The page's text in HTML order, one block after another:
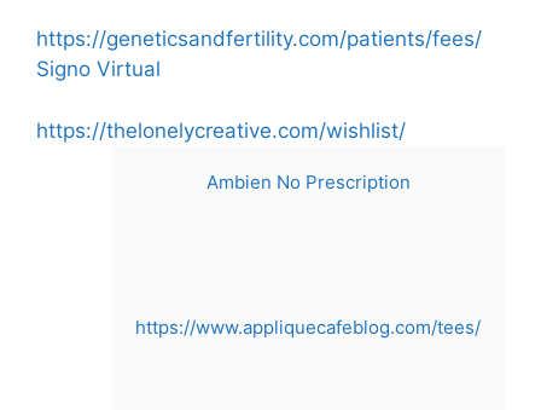
content
https://geneticsandfertility.com/patients/fees/
Signo Virtual
https://thelonelycreative.com/wishlist/
Ambien No Prescription
https://www.appliquecafeblog.com/tees/